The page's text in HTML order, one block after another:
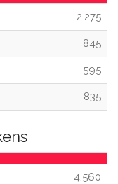
2.275
845
595
835
4.560